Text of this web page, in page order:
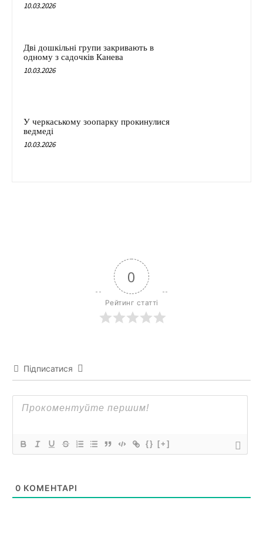
10.03.2026
Дві дошкільні групи закривають в
одному з садочків Канева
10.03.2026
У черкаському зоопарку прокинулися
ведмеді
10.03.2026
0
Рейтинг статті
Підписатися
{} [+]
0 КОМЕНТАРІ